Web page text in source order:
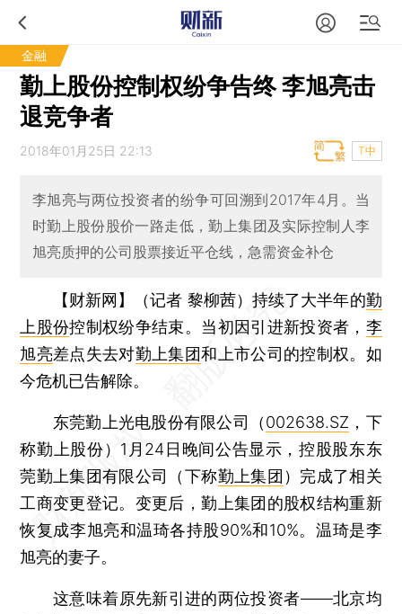
金融
勤上股份控制权纷争告终 李旭亮击
退竞争者
2018年01月25日 22:13 T中
李旭亮与两位投资者的纷争可回溯到2017年4月。当
时勤上股份股价一路走低，勤上集团及实际控制人李
旭亮质押的公司股票接近平仓线，急需资金补仓
【财新网】（记者 黎柳茜） 持续了大半年的勤
上股份控制权纷争结束。当初因引进新投资者， 李
旭亮差点失去对勤上集团和上市公司的控制权。如
今危机已告解除。
东莞勤上光电股份有限公司（002638.SZ ，下
称勤上股份）1月24日晚间公告显示，控股股东东
莞勤上集团有限公司（下称勤上集团 ）完成了相关
工商变更登记。变更后，勤上集团的股权结构重新
恢复成李旭亮和温琦各持股90%和10%。温琦是李
旭亮的妻子。
这意味着原先新引进的两位投资者——北京均